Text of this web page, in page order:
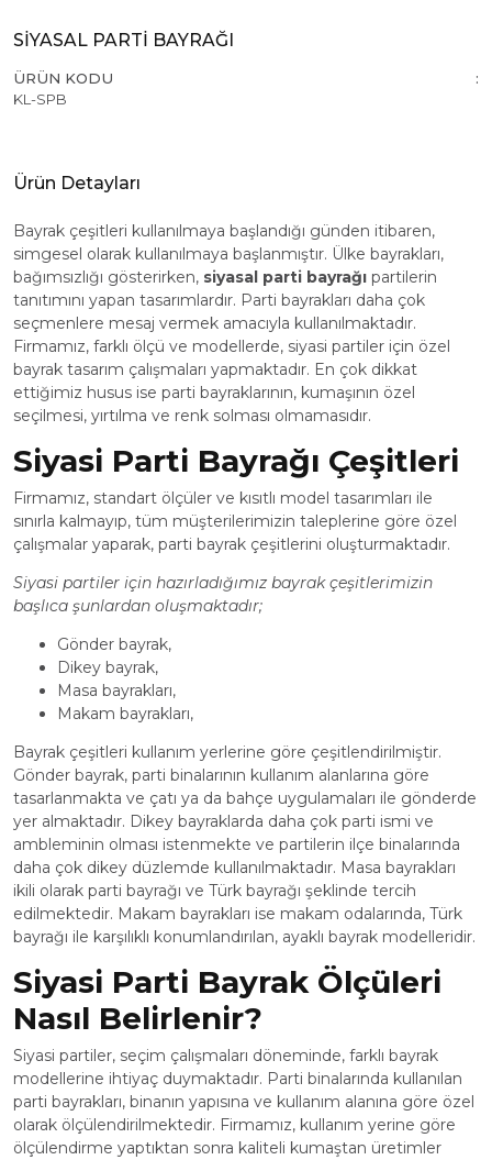
SİYASAL PARTİ BAYRAĞI
ÜRÜN KODU
KL-SPB
Ürün Detayları
Bayrak çeşitleri kullanılmaya başlandığı günden itibaren,
simgesel olarak kullanılmaya başlanmıştır. Ülke bayrakları,
bağımsızlığı gösterirken, siyasal parti bayrağıpartilerin
tanıtımını yapan tasarımlardır. Parti bayrakları daha çok
seçmenlere mesaj vermek amacıyla kullanılmaktadır.
Firmamız, farklı ölçü ve modellerde, siyasi partiler için özel
bayrak tasarım çalışmaları yapmaktadır. En çok dikkat
ettiğimiz husus ise parti bayraklarının, kumaşının özel
seçilmesi, yırtılma ve renk solması olmamasıdır.
Siyasi Parti Bayrağı Çeşitleri
Firmamız, standart ölçüler ve kısıtlı model tasarımları ile
sınırla kalmayıp, tüm müşterilerimizin taleplerine göre özel
çalışmalar yaparak, parti bayrak çeşitlerini oluşturmaktadır.
Siyasi partiler için hazırladığımız bayrak çeşitlerimizin
başlıca şunlardan oluşmaktadır;
Gönder bayrak,
Dikey bayrak,
Masa bayrakları,
Makam bayrakları,
Bayrak çeşitleri kullanım yerlerine göre çeşitlendirilmiştir.
Gönder bayrak, parti binalarının kullanım alanlarına göre
tasarlanmakta ve çatı ya da bahçe uygulamaları ile gönderde
yer almaktadır. Dikey bayraklarda daha çok parti ismi ve
ambleminin olması istenmekte ve partilerin ilçe binalarında
daha çok dikey düzlemde kullanılmaktadır. Masa bayrakları
ikili olarak parti bayrağı ve Türk bayrağı şeklinde tercih
edilmektedir. Makam bayrakları ise makam odalarında, Türk
bayrağı ile karşılıklı konumlandırılan, ayaklı bayrak modelleridir.
Siyasi Parti Bayrak Ölçüleri
Nasıl Belirlenir?
Siyasi partiler, seçim çalışmaları döneminde, farklı bayrak
modellerine ihtiyaç duymaktadır. Parti binalarında kullanılan
parti bayrakları, binanın yapısına ve kullanım alanına göre özel
olarak ölçülendirilmektedir. Firmamız, kullanım yerine göre
ölçülendirme yaptıktan sonra kaliteli kumaştan üretimler